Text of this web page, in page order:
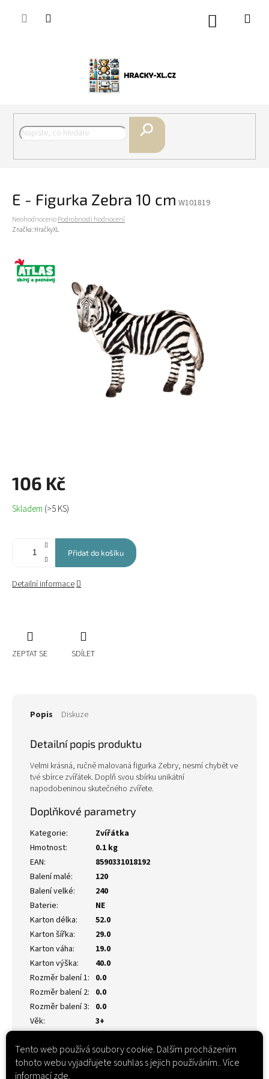
Tento web používá soubory cookie. Dalším procházením
tohoto webu vyjadřujete souhlas s jejich používáním.. Více
informacízde.
Nákupní
E - Figurka Zebra 10 cm W101819
Průměrné
hodnocení
0,0
NeohodnocenoPodrobnosti hodnocení
Značka: HračkyXL
106 Kč
Měrná
cena:
Skladem (>5 KS)
Přidat do košíku
Detailní informace
ZEPTAT SE SDÍLET
Popis Diskuze
Detailní popis produktu
Velmi krásná, ručně malovaná figurka Zebry, nesmí chybět ve
tvé sbírce zvířátek. Doplň svou sbírku unikátní
napodobeninou skutečného zvířete.
Doplňkové parametry
Kategorie:
Zvířátka
Hmotnost:
0.1 kg
EAN:
8590331018192
Balení malé:
120
Balení velké:
240
Baterie:
NE
Karton délka:
52.0
Karton šířka:
29.0
Karton váha:
19.0
Karton výška:
40.0
Rozměr balení 1: 0.0
Rozměr balení 2: 0.0
Rozměr balení 3: 0.0
Věk: 3+